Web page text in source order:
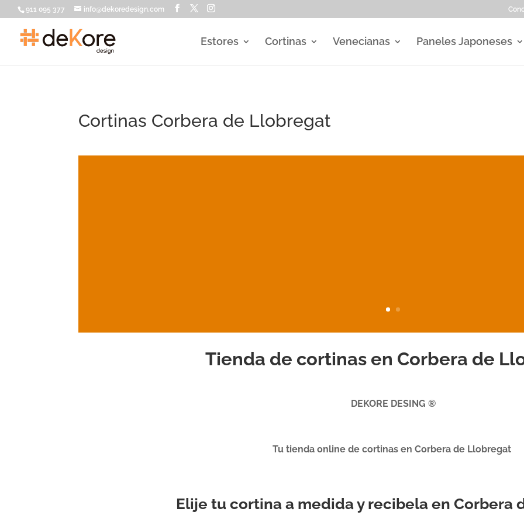
911 095 377 info@dekoredesign.com
Estores Cortinas Venecianas Paneles Japoneses
Cortinas Corbera de Llobregat
Tienda de cortinas en Corbera de
DEKORE DESING ®
Tu tienda online de cortinas en Corbera de Llobregat
Elije tu cortina a medida y recibela en Corbera